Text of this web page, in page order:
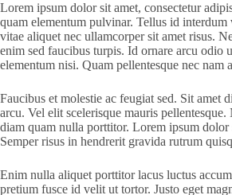
Lorem ipsum dolor sit amet, consectetur
quam elementum pulvinar. Tellus id interdum
vitae aliquet nec ullamcorper sit amet risus.
enim sed faucibus turpis. Id ornare arcu odio
elementum nisi. Quam pellentesque nec nam
Faucibus et molestie ac feugiat sed. Sit amet
arcu. Vel elit scelerisque mauris
diam quam nulla porttitor. Lorem ipsum dolor
Semper risus in hendrerit gravida rutrum
Enim nulla aliquet porttitor lacus luctus
pretium fusce id velit ut tortor. Justo eget